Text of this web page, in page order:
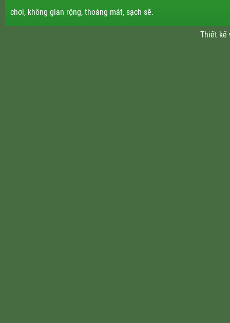
chơi, không gian rộng, thoáng mát, sạch sẽ.
Thiết kế